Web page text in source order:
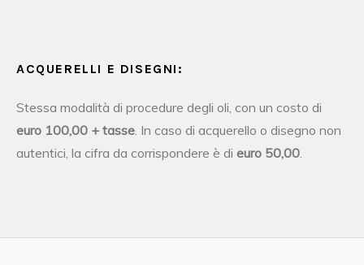
ACQUERELLI E DISEGNI:
Stessa modalità di procedure degli oli, con un costo di
euro 100,00 + tasse. In caso di acquerello o disegno non
autentici, la cifra da corrispondere è di euro 50,00.